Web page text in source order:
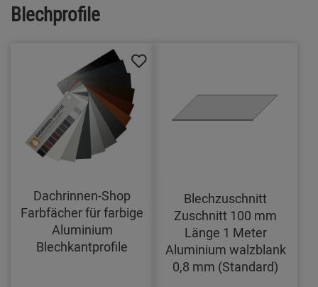
Blechprofile
Dachrinnen-Shop
Farbfächer für farbige
Aluminium
Blechkantprofile
Blechzuschnitt
Zuschnitt 100 mm
Länge 1 Meter
Aluminium walzblank
0,8 mm (Standard)